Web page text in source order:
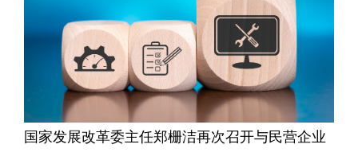
国家发展改革委主任郑栅洁再次召开与民营企业